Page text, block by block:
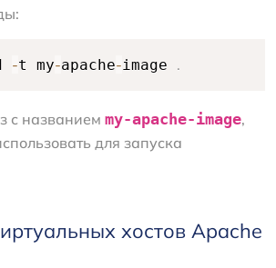
-t my-apache-image .
с названием my-apache-image,
для запуска
хостов Apache